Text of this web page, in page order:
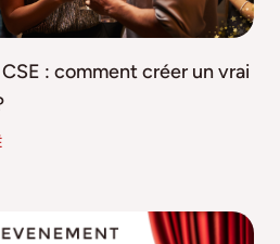
: comment créer un vrai